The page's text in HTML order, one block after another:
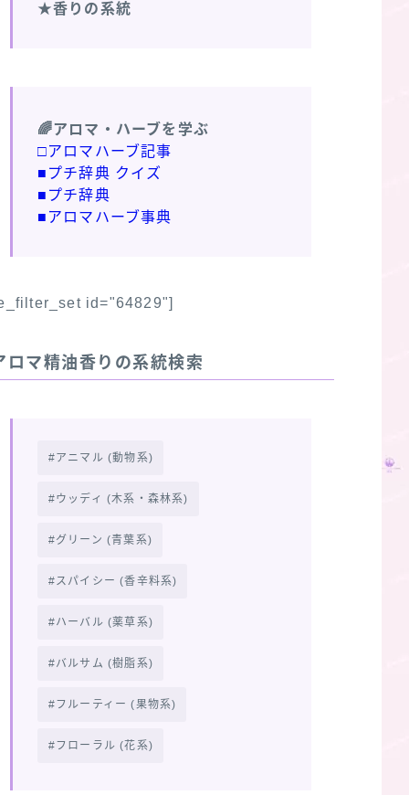
★香りの系統
🌈アロマ・ハーブを学ぶ
□アロマハーブ記事
■プチ辞典 クイズ
■プチ辞典
■アロマハーブ事典
id="64829"]
ロマ精油香りの系統検索
アニマル (動物系)
ウッディ (木系・森林系)
グリーン (青葉系)
スパイシー (香辛料系)
ハーバル (薬草系)
バルサム (樹脂系)
フルーティー (果物系)
フローラル (花系)